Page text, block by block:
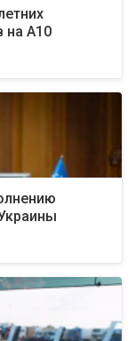
на А10